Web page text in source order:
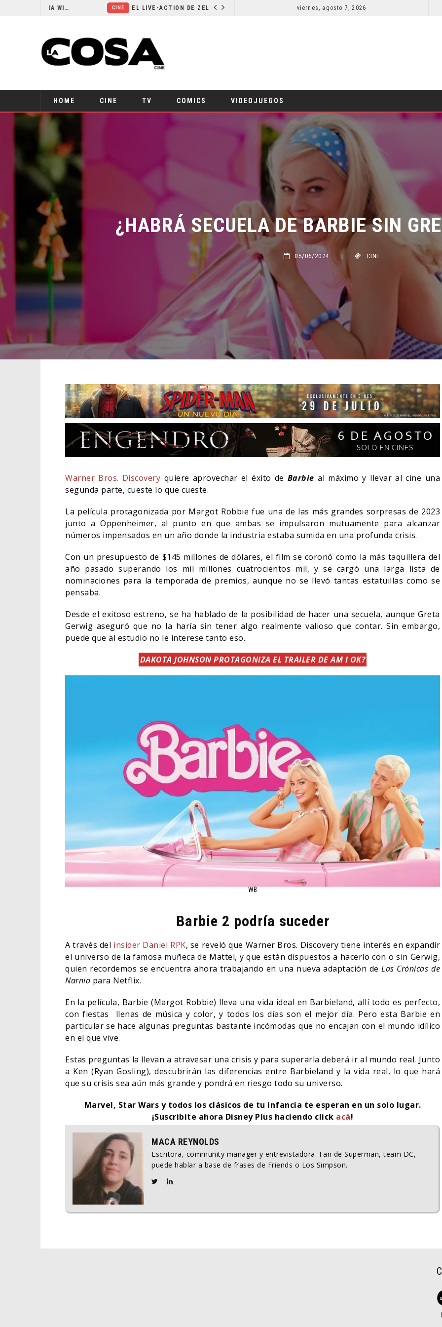
CINE EL LIVE-ACTION DE ZELDA ELIGE A SU VILLANO LA NOCHE DEL DEMONIO: ESTÁN ENTRE NOSOTROS – TRAILER FINAL
viernes, agosto 7, 2026
HOME CINE TV COMICS VIDEOJUEGOS
¿HABRÁ SECUELA DE BARBIE SIN
Warner Bros. Discovery quiere aprovechar el éxito de Barbie al máximo y llevar al cine una
segunda parte, cueste lo que cueste.
La película protagonizada por Margot Robbie fue una de las más grandes sorpresas de 2023
junto a Oppenheimer, al punto en que ambas se impulsaron mutuamente para alcanzar
números impensados en un año donde la industria estaba sumida en una profunda crisis.
Con un presupuesto de $145 millones de dólares, el film se coronó como la más taquillera del
año pasado superando los mil millones cuatrocientos mil, y se cargó una larga lista de
nominaciones para la temporada de premios, aunque no se llevó tantas estatuillas como se
pensaba.
Desde el exitoso estreno, se ha hablado de la posibilidad de hacer una secuela, aunque Greta
Gerwig aseguró que no la haría sin tener algo realmente valioso que contar. Sin embargo,
puede que al estudio no le interese tanto eso.
DAKOTA JOHNSON PROTAGONIZA EL TRAILER DE AM I OK?
WB
Barbie 2 podría suceder
A través del insider Daniel RPK, se reveló que Warner Bros. Discovery tiene interés en expandir
el universo de la famosa muñeca de Mattel, y que están dispuestos a hacerlo con o sin Gerwig,
quien recordemos se encuentra ahora trabajando en una nueva adaptación deLas Crónicas de
Narnia para Netflix.
En la película, Barbie (Margot Robbie) lleva una vida ideal en Barbieland, allí todo es perfecto,
con fiestas llenas de música y color, y todos los días son el mejor día. Pero esta Barbie en
particular se hace algunas preguntas bastante incómodas que no encajan con el mundo idílico
en el que vive.
Estas preguntas la llevan a atravesar una crisis y para superarla deberá ir al mundo real. Junto
a Ken (Ryan Gosling), descubrirán las diferencias entre Barbieland y la vida real, lo que hará
que su crisis sea aún más grande y pondrá en riesgo todo su universo.
Marvel, Star Wars y todos los clásicos de tu infancia te esperan en un solo lugar.
¡Suscribite ahora Disney Plus haciendo click acá!
MACA REYNOLDS
Escritora, community manager y entrevistadora. Fan de Superman, team DC,
puede hablar a base de frases de Friends o Los Simpson.
HABER RECHAZADO SER
BATMAN
CINE 05/08/2026
SPIDER-MAN: UN NUEVO
DÍA ESTÁ IMPARABLE